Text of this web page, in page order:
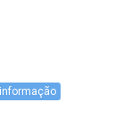
informação